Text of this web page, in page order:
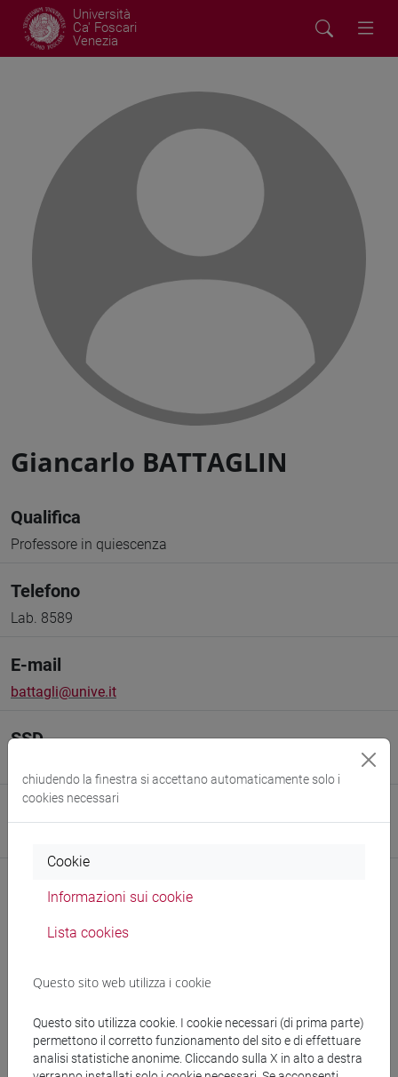
Università
Ca' Foscari
Venezia
Giancarlo BATTAGLIN
Qualifica
Professore in quiescenza
Telefono
Lab. 8589
E-mail
battagli@unive.it
SSD
Comunicazioni
chiudendo la finestra si accettano automaticamente solo i
cookies necessari
Cookie
Informazioni sui cookie
Lista cookies
Questo sito web utilizza i cookie
Questo sito utilizza cookie. I cookie necessari (di prima parte)
permettono il corretto funzionamento del sito e di effettuare
analisi statistiche anonime. Cliccando sulla X in alto a destra